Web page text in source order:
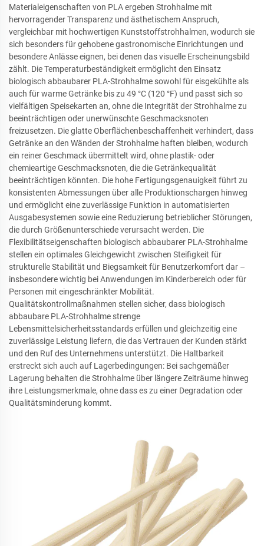
Materialeigenschaften von PLA ergeben Strohhalme mit
hervorragender Transparenz und ästhetischem Anspruch,
vergleichbar mit hochwertigen Kunststoffstrohhalmen, wodurch sie
sich besonders für gehobene gastronomische Einrichtungen und
besondere Anlässe eignen, bei denen das visuelle Erscheinungsbild
zählt. Die Temperaturbeständigkeit ermöglicht den Einsatz
biologisch abbaubarer PLA-Strohhalme sowohl für eisgekühlte als
auch für warme Getränke bis zu 49 °C (120 °F) und passt sich so
vielfältigen Speisekarten an, ohne die Integrität der Strohhalme zu
beeinträchtigen oder unerwünschte Geschmacksnoten
freizusetzen. Die glatte Oberflächenbeschaffenheit verhindert, dass
Getränke an den Wänden der Strohhalme haften bleiben, wodurch
ein reiner Geschmack übermittelt wird, ohne plastik- oder
chemieartige Geschmacksnoten, die die Getränkequalität
beeinträchtigen könnten. Die hohe Fertigungsgenauigkeit führt zu
konsistenten Abmessungen über alle Produktionschargen hinweg
und ermöglicht eine zuverlässige Funktion in automatisierten
Ausgabesystemen sowie eine Reduzierung betrieblicher Störungen,
die durch Größenunterschiede verursacht werden. Die
Flexibilitätseigenschaften biologisch abbaubarer PLA-Strohhalme
stellen ein optimales Gleichgewicht zwischen Steifigkeit für
strukturelle Stabilität und Biegsamkeit für Benutzerkomfort dar –
insbesondere wichtig bei Anwendungen im Kinderbereich oder für
Personen mit eingeschränkter Mobilität.
Qualitätskontrollmaßnahmen stellen sicher, dass biologisch
abbaubare PLA-Strohhalme strenge
Lebensmittelsicherheitsstandards erfüllen und gleichzeitig eine
zuverlässige Leistung liefern, die das Vertrauen der Kunden stärkt
und den Ruf des Unternehmens unterstützt. Die Haltbarkeit
erstreckt sich auch auf Lagerbedingungen: Bei sachgemäßer
Lagerung behalten die Strohhalme über längere Zeiträume hinweg
ihre Leistungsmerkmale, ohne dass es zu einer Degradation oder
Qualitätsminderung kommt.